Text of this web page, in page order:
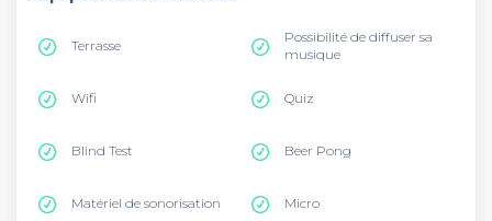
Terrasse
Possibilité de diffuser sa
musique
Wifi Quiz
Blind Test Beer Pong
Matériel de sonorisation Micro